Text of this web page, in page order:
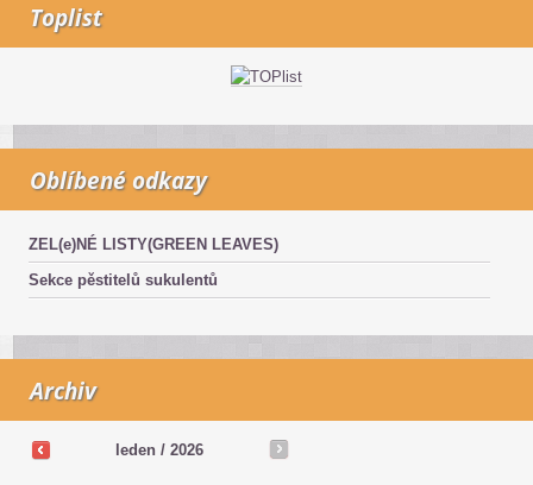
Toplist
Oblíbené odkazy
ZEL(e)NÉ LISTY(GREEN LEAVES)
Sekce pěstitelů sukulentů
Archiv
leden / 2026